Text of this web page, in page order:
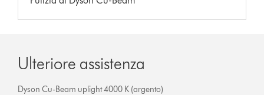
Ulteriore assistenza
Dyson Cu-Beam uplight 4000 K (argento)